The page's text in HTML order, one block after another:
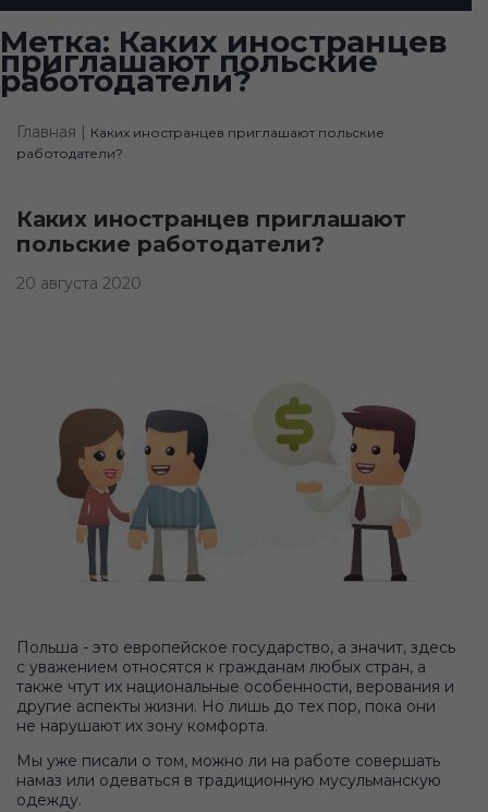
Метка: Каких иностранцев
приглашают польские
работодатели?
Главная | Каких иностранцев приглашают польские
работодатели?
Каких иностранцев приглашают
польские работодатели?
20 августа 2020
Польша - это европейское государство, а значит, здесь
с уважением относятся к гражданам любых стран, а
также чтут их национальные особенности, верования и
другие аспекты жизни. Но лишь до тех пор, пока они
не нарушают их зону комфорта.
Мы уже писали о том, можно ли на работе совершать
намаз или одеваться в традиционную мусульманскую
одежду.